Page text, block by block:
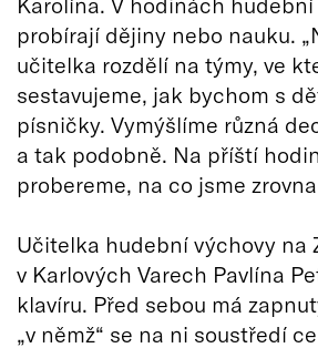
probírají dějiny nebo nauku.
učitelka rozdělí na týmy, ve
sestavujeme, jak bychom s
písničky. Vymýšlíme různá
a tak podobně. Na příští
probereme, na co jsme
Učitelka hudební výchovy na
v Karlových Varech Pavlína
klavíru. Před sebou má
„v němž“ se na ni soustředí